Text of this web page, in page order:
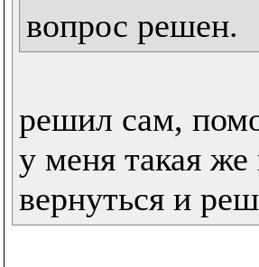
вопрос решен.
решил сам,
у меня такая
вернуться и